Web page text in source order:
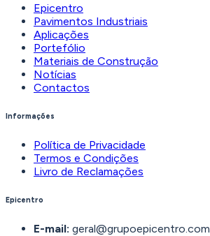
Epicentro
Pavimentos Industriais
Aplicações
Portefólio
Materiais de Construção
Notícias
Contactos
Informações
Política de Privacidade
Termos e Condições
Livro de Reclamações
Epicentro
E-mail: geral@grupoepicentro.com